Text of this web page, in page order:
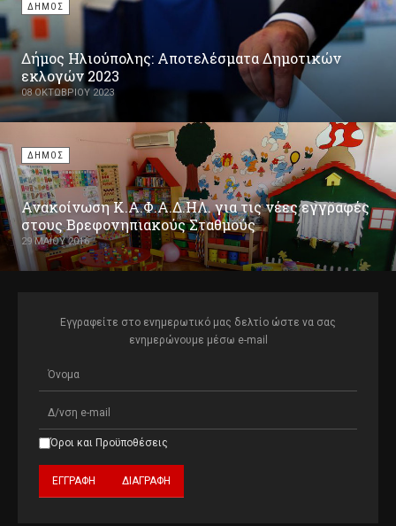
ΔΗΜΟΣ
Δήμος Ηλιούπολης: Αποτελέσματα Δημοτικών
εκλογών 2023
08 ΟΚΤΩΒΡΊΟΥ 2023
ΔΗΜΟΣ
Ανακοίνωση Κ.Α.Φ.Α.Δ.ΗΛ. για τις νέες εγγραφές
στους Βρεφονηπιακούς Σταθμούς
29 ΜΑΪ́ΟΥ 2016
Εγγραφείτε στο ενημερωτικό μας δελτίο ώστε να σας
ενημερώνουμε μέσω e-mail
Όροι και Προϋποθέσεις